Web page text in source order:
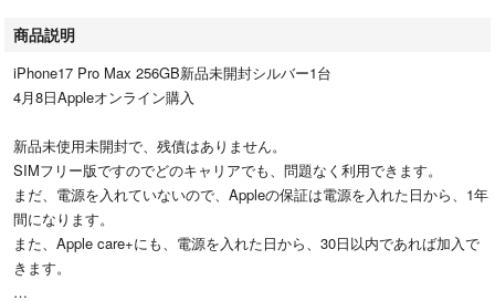
商品説明
iPhone17 Pro Max 256GB新品未開封シルバー1台
4月8日Appleオンライン購入
新品未使用未開封で、残債はありません。
SIMフリー版ですのでどのキャリアでも、問題なく利用できます。
まだ、電源を入れていないので、Appleの保証は電源を入れた日から、1年
間になります。
また、Apple care+にも、電源を入れた日から、30日以内であれば加入で
きます。